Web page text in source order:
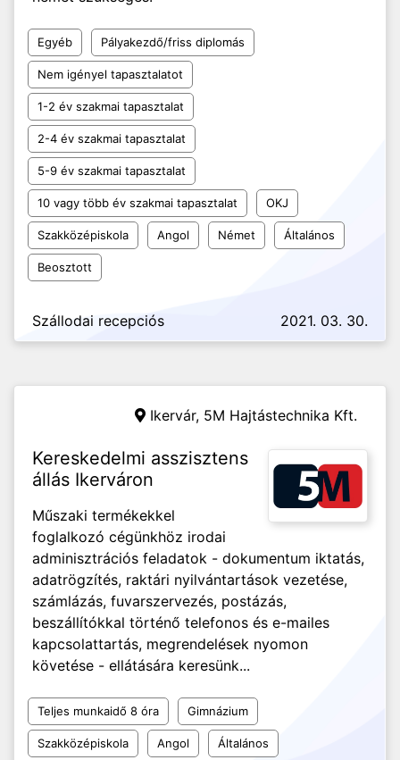
Egyéb Pályakezdő/friss diplomás
Nem igényel tapasztalatot
1-2 év szakmai tapasztalat
2-4 év szakmai tapasztalat
5-9 év szakmai tapasztalat
10 vagy több év szakmai tapasztalat OKJ
Szakközépiskola Angol Német Általános
Beosztott
Szállodai recepciós 2021. 03. 30.
Ikervár, 5M Hajtástechnika Kft.
Kereskedelmi asszisztens
állás Ikerváron
Műszaki termékekkel
foglalkozó cégünkhöz irodai
adminisztrációs feladatok - dokumentum iktatás,
adatrögzítés, raktári nyilvántartások vezetése,
számlázás, fuvarszervezés, postázás,
beszállítókkal történő telefonos és e-mailes
kapcsolattartás, megrendelések nyomon
követése - ellátására keresünk...
Teljes munkaidő 8 óra Gimnázium
Szakközépiskola Angol Általános